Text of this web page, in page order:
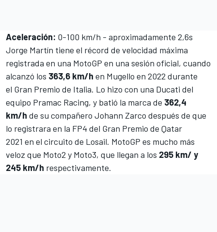
Aceleración: 0-100 km/h - aproximadamente 2,6s
Jorge Martín tiene el récord de velocidad máxima
registrada en una MotoGP en una sesión oficial, cuando
alcanzó los 363,6 km/h en Mugello en 2022 durante
el Gran Premio de Italia. Lo hizo con una Ducati del
equipo Pramac Racing, y batió la marca de 362,4
km/h de su compañero Johann Zarco después de que
lo registrara en la FP4 del Gran Premio de Qatar
2021 en el circuito de Losail. MotoGP es mucho más
veloz que Moto2 y Moto3, que llegan a los 295 km/ y
245 km/h respectivamente.